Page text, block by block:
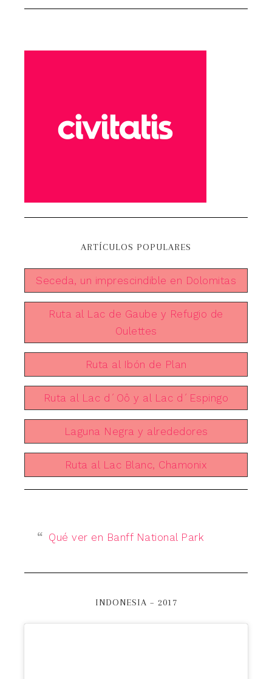
ARTÍCULOS POPULARES
Seceda, un imprescindible en Dolomitas
Ruta al Lac de Gaube y Refugio de
Oulettes
Ruta al Ibón de Plan
Ruta al Lac d´Oô y al Lac d´Espingo
Laguna Negra y alrededores
Ruta al Lac Blanc, Chamonix
Qué ver en Banff National Park
INDONESIA – 2017